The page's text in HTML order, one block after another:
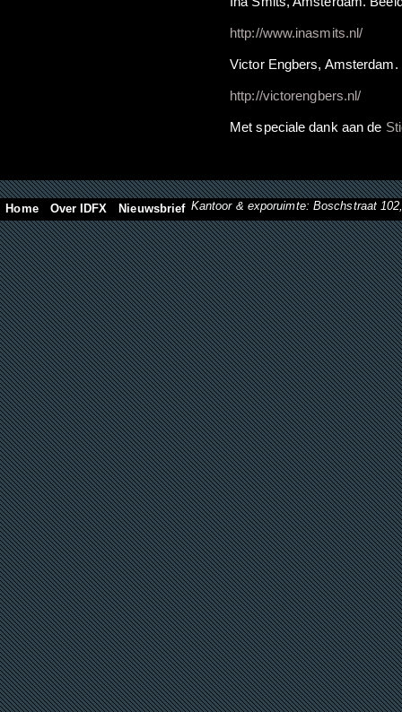
http://www.inasmits.nl/
Victor Engbers,
http://victorengbers.nl/
Met speciale dank aan de
Home Over IDFX Nieuwsbrief Kantoor & exporuimte: Boschstraat